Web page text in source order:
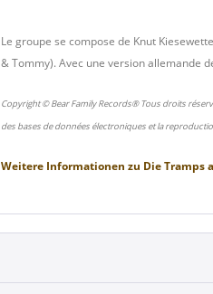
Le groupe se compose de Knut
& Tommy). Avec une version allemande
Copyright © Bear Family Records® Tous droits
des bases de données électroniques et la
Weitere Informationen zu Die Tramps